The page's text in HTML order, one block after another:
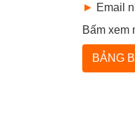
► Email
Bấm xem
BẢNG